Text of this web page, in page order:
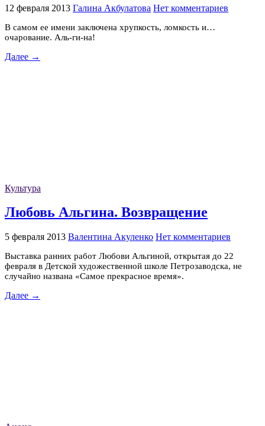
12 февраля 2013 Галина Акбулатова Нет комментариев
В самом ее имени заключена хрупкость, ломкость и…
очарование. Аль-ги-на!
Далее →
Культура
Любовь Альгина. Возвращение
5 февраля 2013 Валентина Акуленко Нет комментариев
Выставка ранних работ Любови Альгиной, открытая до 22
февраля в Детской художественной школе Петрозаводска, не
случайно названа «Самое прекрасное время».
Далее →